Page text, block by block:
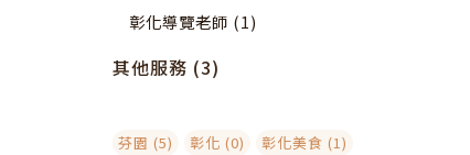
彰化導覽老師 (1)
其他服務 (3)
芬園 (5) 彰化 (0)
彰化美食 (1)